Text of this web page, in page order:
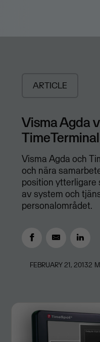
ARTICLE
Visma Agda
TimeTerminal
Visma Agda och
och nära
position ytterligare
av system och
personalområdet.
FEBRUARY 21, 20132